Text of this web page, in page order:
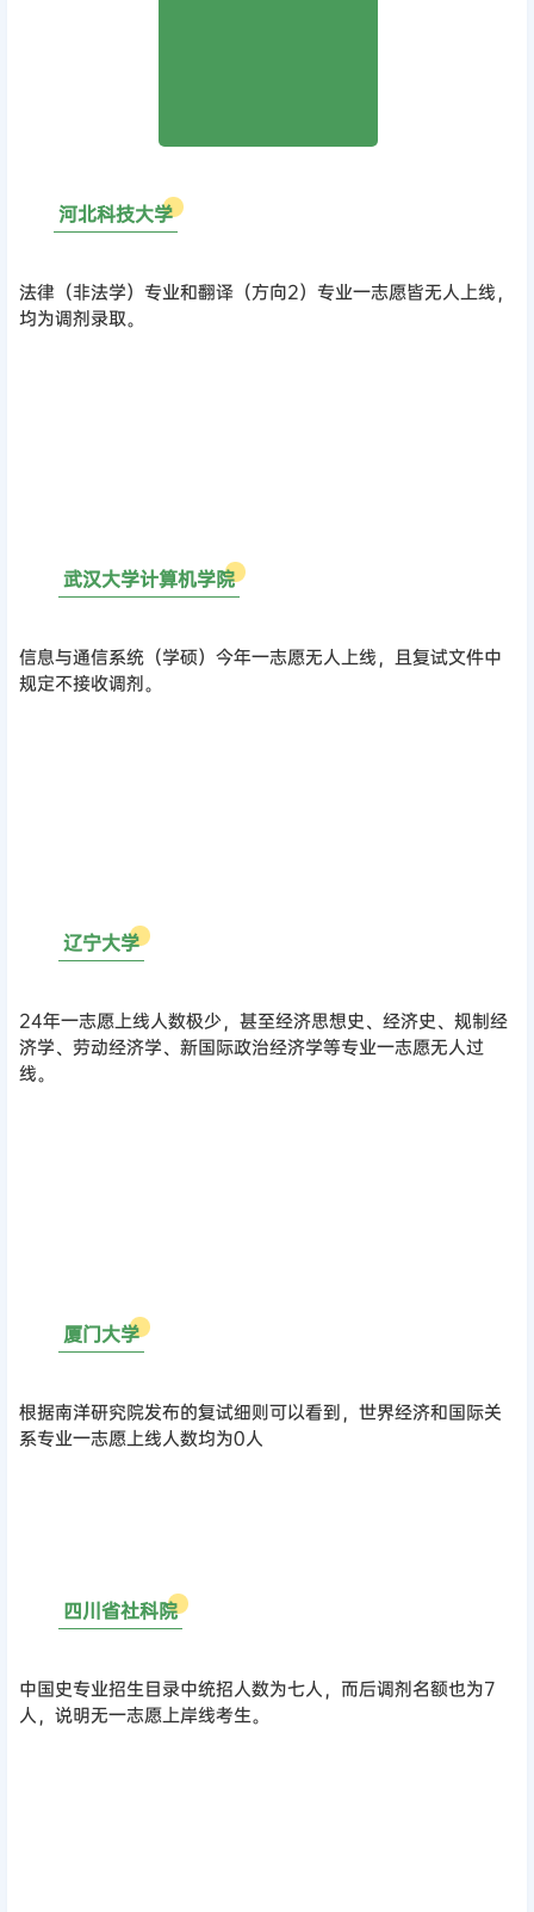
河北科技大学
法律（非法学）专业和翻译（方向2）专业一志愿皆无人上线，
均为调剂录取。
武汉大学计算机学院
信息与通信系统（学硕）今年一志愿无人上线，且复试文件中
规定不接收调剂。
辽宁大学
24年一志愿上线人数极少，甚至经济思想史、经济史、规制经
济学、劳动经济学、新国际政治经济学等专业一志愿无人过
线。
厦门大学
根据南洋研究院发布的复试细则可以看到，世界经济和国际关
系专业一志愿上线人数均为0人
四川省社科院
中国史专业招生目录中统招人数为七人，而后调剂名额也为7
人，说明无一志愿上岸线考生。